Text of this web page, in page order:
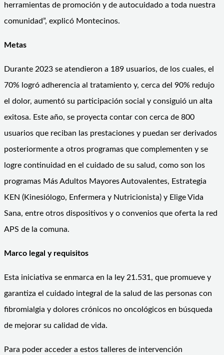
herramientas de promoción y de autocuidado a toda nuestra
comunidad”, explicó Montecinos.
Metas
Durante 2023 se atendieron a 189 usuarios, de los cuales, el
70% logró adherencia al tratamiento y, cerca del 90% redujo
el dolor, aumentó su participación social y consiguió un alta
exitosa. Este año, se proyecta contar con cerca de 800
usuarios que reciban las prestaciones y puedan ser derivados
posteriormente a otros programas que complementen y se
logre continuidad en el cuidado de su salud, como son los
programas Más Adultos Mayores Autovalentes, Estrategia
KEN (Kinesiólogo, Enfermera y Nutricionista) y Elige Vida
Sana, entre otros dispositivos y o convenios que oferta la red
APS de la comuna.
Marco legal y requisitos
Esta iniciativa se enmarca en la ley 21.531, que promueve y
garantiza el cuidado integral de la salud de las personas con
fibromialgia y dolores crónicos no oncológicos en búsqueda
de mejorar su calidad de vida.
Para poder acceder a estos talleres de intervención